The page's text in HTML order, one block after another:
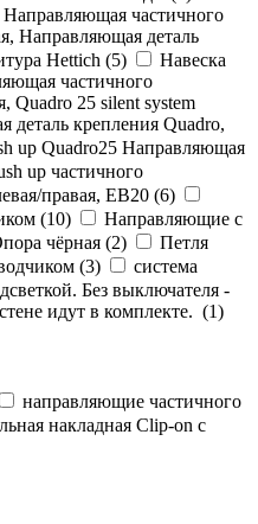
частичного
Направляющая деталь
Hettich (5)
Навеска
частичного
Quadro 25 silent system
крепления Quadro,
up Quadro25 Направляющая
up частичного
правая, ЕВ20 (6)
(10)
Направляющие с
чёрная (2)
Петля
(3)
система
Без выключателя -
идут в комплекте. (1)
направляющие частичного
накладная Clip-on с